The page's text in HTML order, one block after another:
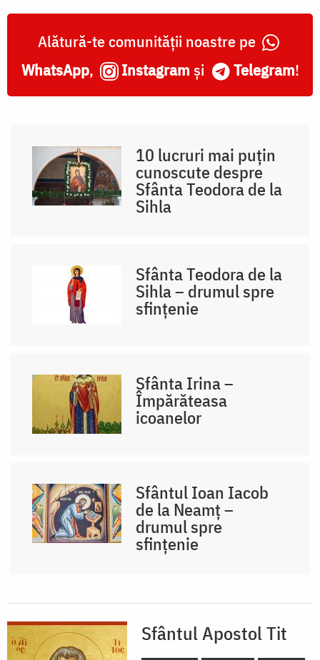
Alătură-te comunității noastre pe
WhatsApp, Instagram și Telegram!
10 lucruri mai puțin
cunoscute despre
Sfânta Teodora de la
Sihla
Sfânta Teodora de la
Sihla – drumul spre
sfințenie
Sfânta Irina –
Împărăteasa
icoanelor
Sfântul Ioan Iacob
de la Neamț –
drumul spre
sfințenie
Sfântul Apostol Tit